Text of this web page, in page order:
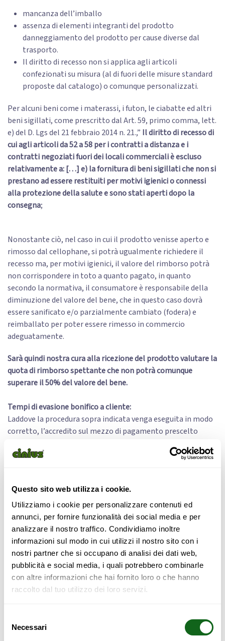
Questo sito web utilizza i cookie.
Utilizziamo i cookie per personalizzare contenuti ed
annunci, per fornire funzionalità dei social media e per
analizzare il nostro traffico. Condividiamo inoltre
informazioni sul modo in cui utilizzi il nostro sito con i
nostri partner che si occupano di analisi dei dati web,
pubblicità e social media, i quali potrebbero combinarle
con altre informazioni che hai fornito loro o che hanno
raccolto dal tuo utilizzo dei loro servizi.
delNecessari
mancanza dell’imballo
assenza di elementi integranti del prodotto
danneggiamento del prodotto per cause diverse dal
trasporto.
Il diritto di recesso non si applica agli articoli
confezionati su misura (al di fuori delle misure standard
proposte dal catalogo) o comunque personalizzati.
Per alcuni beni come i materassi, i futon, le ciabatte ed altri
beni sigillati, come prescritto dal Art. 59, primo comma, lett.
e) del D. Lgs del 21 febbraio 2014 n. 21.,” Il diritto di recesso di
cui agli articoli da 52 a 58 per i contratti a distanza e i
contratti negoziati fuori dei locali commerciali è escluso
relativamente a: […] e) la fornitura di beni sigillati che non si
prestano ad essere restituiti per motivi igienici o connessi
alla protezione della salute e sono stati aperti dopo la
consegna;
Nonostante ciò, nel caso in cui il prodotto venisse aperto e
rimosso dal cellophane, si potrà ugualmente richiedere il
recesso ma, per motivi igienici, il valore del rimborso potrà
non corrispondere in toto a quanto pagato, in quanto
secondo la normativa, il consumatore è responsabile della
diminuzione del valore del bene, che in questo caso dovrà
essere sanificato e/o parzialmente cambiato (fodera) e
reimballato per poter essere rimesso in commercio
adeguatamente.
Sarà quindi nostra cura alla ricezione del prodotto valutare la
quota di rimborso spettante che non potrà comunque
superare il 50% del valore del bene.
Tempi di evasione bonifico a cliente:
Laddove la procedura sopra indicata venga eseguita in modo
corretto, l’accredito sul mezzo di pagamento prescelto
CONDIZIONI DI GARANZIA E RECLAMO
Per le condizioni di garanzia e reclamo,
A. Il termine per la denuncia dei vizi decorre dalla data
apposta sulla bolla di consegna o sullo scontrino.
B. Reclami per prodotti mancanti/difformi, vanno comunicati
entro 8gg di calendario dalla ricevimento della merce.
D. Nel caso di beni mobili da assemblare, un difetto di un
componente del bene, non potrà dar luogo alla sostituzione